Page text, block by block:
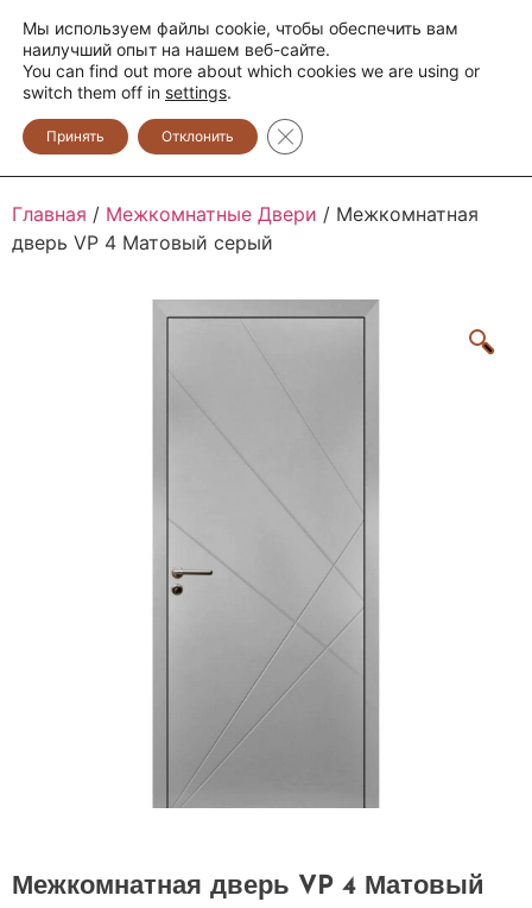
+373 600 888 33 +373 600 888 44
0
Главная / Межкомнатные Двери / Межкомнатная
дверь VP 4 Матовый cepый
Межкомнатная дверь VP 4 Матовый
Мы используем файлы cookie, чтобы обеспечить вам
наилучший опыт на нашем веб-сайте.
You can find out more about which cookies we are using or
switch them off in settings.
Принять Отклонить Закрыть баннер cookie GDPR